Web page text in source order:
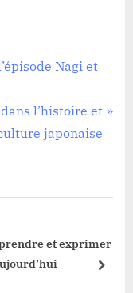
Nagi et
l’histoire et
japonaise
et exprimer
next